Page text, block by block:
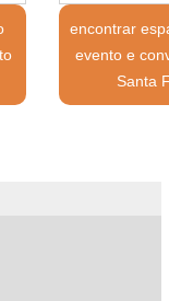
encontrar
evento e
Santa